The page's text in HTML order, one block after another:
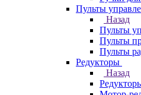
Пульты
Назад
Пульты
Пульты
Пульты
Редукторы
Назад